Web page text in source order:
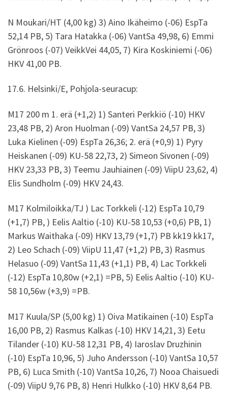
N Moukari/HT (4,00 kg) 3) Aino Ikäheimo (-06) EspTa
52,14 PB, 5) Tara Hatakka (-06) VantSa 49,98, 6) Emmi
Grönroos (-07) VeikkVei 44,05, 7) Kira Koskiniemi (-06)
HKV 41,00 PB.
17.6. Helsinki/E, Pohjola-seuracup:
M17 200 m 1. erä (+1,2) 1) Santeri Perkkiö (-10) HKV
23,48 PB, 2) Aron Huolman (-09) VantSa 24,57 PB, 3)
Luka Kielinen (-09) EspTa 26,36; 2. erä (+0,9) 1) Pyry
Heiskanen (-09) KU-58 22,73, 2) Simeon Sivonen (-09)
HKV 23,33 PB, 3) Teemu Jauhiainen (-09) ViipU 23,62, 4)
Elis Sundholm (-09) HKV 24,43.
M17 Kolmiloikka/TJ ) Lac Torkkeli (-12) EspTa 10,79
(+1,7) PB, ) Eelis Aaltio (-10) KU-58 10,53 (+0,6) PB, 1)
Markus Waithaka (-09) HKV 13,79 (+1,7) PB kk19 kk17,
2) Leo Schach (-09) ViipU 11,47 (+1,2) PB, 3) Rasmus
Helasuo (-09) VantSa 11,43 (+1,1) PB, 4) Lac Torkkeli
(-12) EspTa 10,80w (+2,1) =PB, 5) Eelis Aaltio (-10) KU-
58 10,56w (+3,9) =PB.
M17 Kuula/SP (5,00 kg) 1) Oiva Matikainen (-10) EspTa
16,00 PB, 2) Rasmus Kalkas (-10) HKV 14,21, 3) Eetu
Tilander (-10) KU-58 12,31 PB, 4) Iaroslav Druzhinin
(-10) EspTa 10,96, 5) Juho Andersson (-10) VantSa 10,57
PB, 6) Luca Smith (-10) VantSa 10,26, 7) Nooa Chaisuedi
(-09) ViipU 9,76 PB, 8) Henri Hulkko (-10) HKV 8,64 PB.